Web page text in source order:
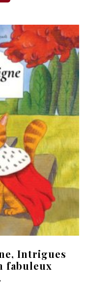
Intrigues
fabuleux